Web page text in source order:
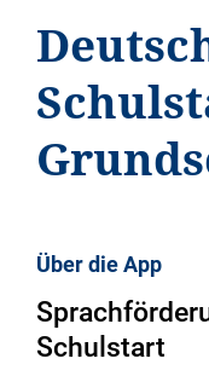
Über die App
Schulstart